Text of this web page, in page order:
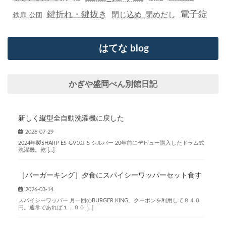
鉄扉_公団 鍵折れ・鍵抜き 閉じ込め_閉めだし 電子錠
はてな blog
かぎや盛岡べん別館日記
新しく縦型全自動洗濯機に戻した
2026-07-29
2024年製SHARP ES-GV10J-S シルバー 20年前にデビュー購入したドラム式
洗濯機。乾 […]
［バーガーキング］夕食にスパイシーワッパーセット食す
2026-03-14
スパイシーワッパー 月一回のBURGER KING。クーポンを利用して８４０
円。通常であれば１，００ […]